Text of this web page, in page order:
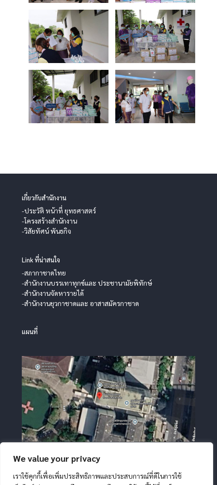
We value your privacy
เราใช้คุกกี้เพื่อเพิ่มประสิทธิภาพและประสบการณ์ที่ดีในการใช้
เกี่ยวกับสำนักงาน
-ประวัติ หน้าที่ ยุทธศาสตร์
-โครงสร้างสำนักงาน
-วิสัยทัศน์ พันธกิจ
Link ที่น่าสนใจ
-สภากาชาดไทย
-สำนักงานบรรเทาทุกข์และ ประชานามัยพิทักษ์
-สำนักงานจัดหารายได้
-สำนักงานยุวกาชาดและ อาสาสมัครกาชาด
แผนที่